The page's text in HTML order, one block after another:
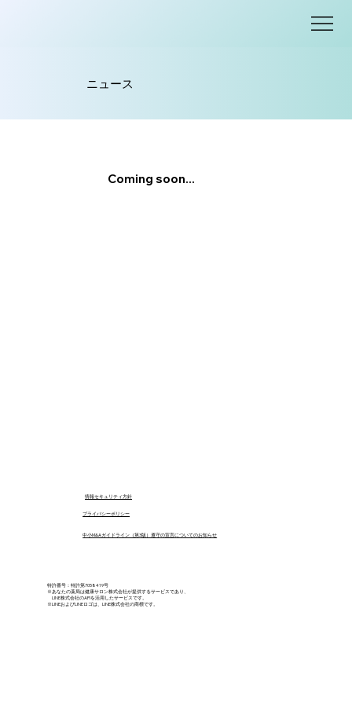
ニュース
​Coming soon...
中小M&Aガイドライン（第3版）遵守の宣言についてのお知らせ
プライバシーポリシー
​情報セキュリティ方針
特許番号：特許第7058419号
※あなたの薬局は健康サロン株式会社が提供するサービスであり、
LINE株式会社のAPIを活用したサービスです。
※LINEおよびLINEロゴは、LINE株式会社の商標です。